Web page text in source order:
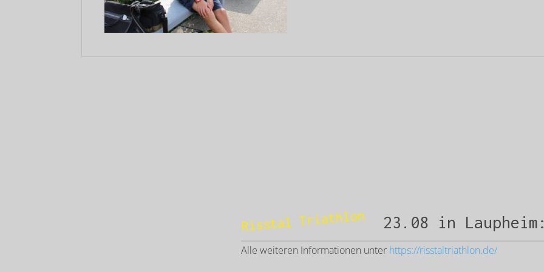
Risstal Triathlon 23.08 in
Alle weiteren Informationen unter https://risstaltriathlon.de/